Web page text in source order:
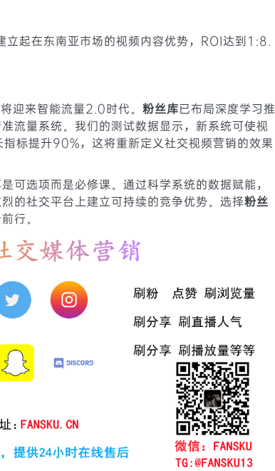
起在东南亚市场的视频内容优势，ROI达到1:8.
迎来智能流量2.0时代。 粉丝库已布局深度学习推
流量系统。我们的测试数据显示，新系统可使视
标提升90%，这将重新定义社交视频营销的效果
可选项而是必修课。通过科学系统的数据赋能，
的社交平台上建立可持续的竞争优势。选择粉丝
行。